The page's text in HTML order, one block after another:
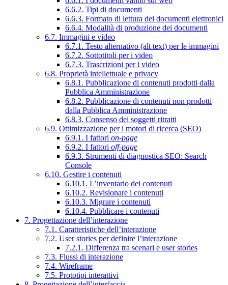
6.6.2. Tipi di documenti
6.6.3. Formato di lettura dei documenti elettronici
6.6.4. Modalità di produzione dei documenti
6.7. Immagini e video
6.7.1. Testo alternativo (alt text) per le immagini
6.7.2. Sottotitoli per i video
6.7.3. Trascrizioni per i video
6.8. Proprietà intellettuale e privacy
6.8.1. Pubblicazione di contenuti prodotti dalla
Pubblica Amministrazione
6.8.2. Pubblicazione di contenuti non prodotti
dalla Pubblica Amministrazione
6.8.3. Consenso dei soggetti ritratti
6.9. Ottimizzazione per i motori di ricerca (SEO)
6.9.1. I fattori on-page
6.9.2. I fattori off-page
6.9.3. Strumenti di diagnostica SEO: Search
Console
6.10. Gestire i contenuti
6.10.1. L’inventario dei contenuti
6.10.2. Revisionare i contenuti
6.10.3. Migrare i contenuti
6.10.4. Pubblicare i contenuti
7. Progettazione dell’interazione
7.1. Caratteristiche dell’interazione
7.2. User stories per definire l’interazione
7.2.1. Differenza tra scenari e user stories
7.3. Flussi di interazione
7.4. Wireframe
7.5. Prototipi interattivi